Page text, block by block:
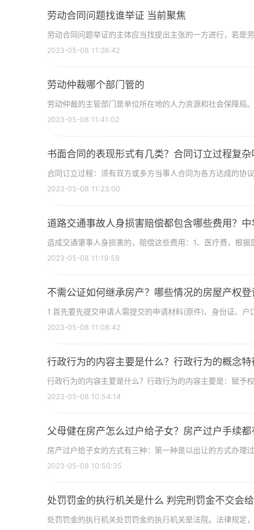
劳动合同问题找谁举证 当前聚焦
劳动合同问题举证的主体应当找提出主张的一方进行，若是
2023-05-08 11:26:42
劳动仲裁哪个部门管的
劳动仲裁的主管部门是单位所在地的人力资源和社会保障局
2023-05-08 11:41:02
书面合同的表现形式有几类？合同订立过程复杂
合同订立过程：须有双方或多方当事人合同为各方达成的协
2023-05-08 11:23:00
道路交通事故人身损害赔偿都包含哪些费用？
么？
造成交通肇事人身损害的，赔偿这些费用：1、医疗费，根据
2023-05-08 11:19:59
不需公证如何继承房产？哪些情况的房屋产权登
1 首先要先提交申请人需提交的申请材料(原件)、身份证、户
2023-05-08 11:08:42
行政行为的内容主要是什么？行政行为的概念特
行政行为的内容主要是什么？行政行为的内容主要是：赋予
2023-05-08 10:54:14
父母健在房产怎么过户给子女？房产过户手续都
房产过户给子女的方式有三种：第一种是以出让的方式办理
2023-05-08 10:50:35
处罚罚金的执行机关是什么 判完刑罚金不交会给
处罚罚金的执行机关处罚罚金的执行机关是法院。法律规定